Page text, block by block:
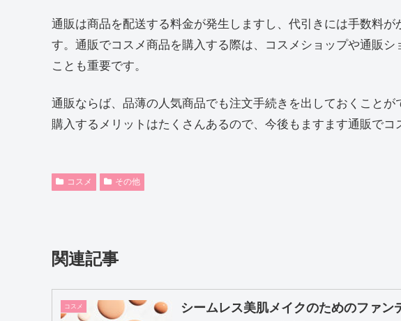
通販は商品を配送する料金が発生しますし、代引きには手数料
す。通販でコスメ商品を購入する際は、コスメショップや通販シ
ことも重要です。
通販ならば、品薄の人気商品でも注文手続きを出しておくこと
購入するメリットはたくさんあるので、今後もますます通販でコ
コスメ その他
関連記事
コスメ シームレス美肌メイクのためのファン